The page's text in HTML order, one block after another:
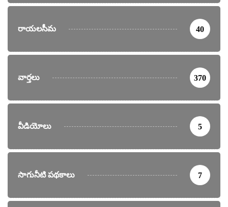
రాయలసీమ 40
వార్తలు 370
వీడియోలు 5
సాగునీటి పథకాలు 7